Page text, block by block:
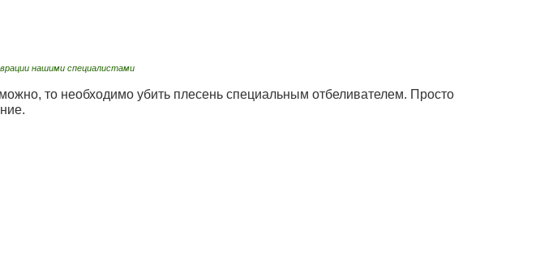
нашими специалистами
то необходимо убить плесень специальным отбеливателем. Просто